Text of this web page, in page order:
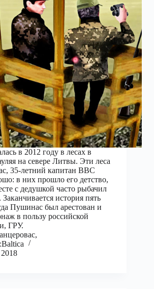
в 2012 году в лесах в
на севере Литвы. Эти леса
35-летний капитан ВВС
в них прошло его детство,
с дедушкой часто рыбачил
Заканчивается история пять
Пушинас был арестован и
в пользу российской
ГРУ.